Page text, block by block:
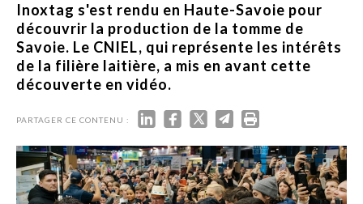
Inoxtag s'est rendu en Haute-Savoie pour
découvrir la production de la tomme de
Savoie. Le CNIEL, qui représente les intérêts
de la filière laitière, a mis en avant cette
découverte en vidéo.
PARTAGER CE CONTENU :